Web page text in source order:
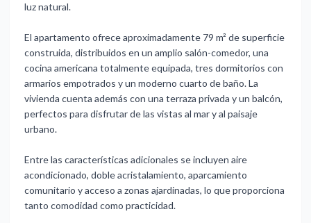
luz natural.
El apartamento ofrece aproximadamente 79 m² de superficie
construida, distribuidos en un amplio salón-comedor, una
cocina americana totalmente equipada, tres dormitorios con
armarios empotrados y un moderno cuarto de baño. La
vivienda cuenta además con una terraza privada y un balcón,
perfectos para disfrutar de las vistas al mar y al paisaje
urbano.
Entre las características adicionales se incluyen aire
acondicionado, doble acristalamiento, aparcamiento
comunitario y acceso a zonas ajardinadas, lo que proporciona
tanto comodidad como practicidad.